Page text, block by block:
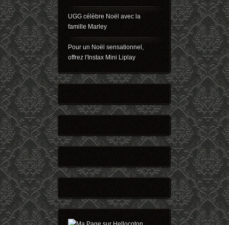
UGG célèbre Noël avec la
famille Marley
Pour un Noël sensationnel,
offrez l'Instax Mini Liplay